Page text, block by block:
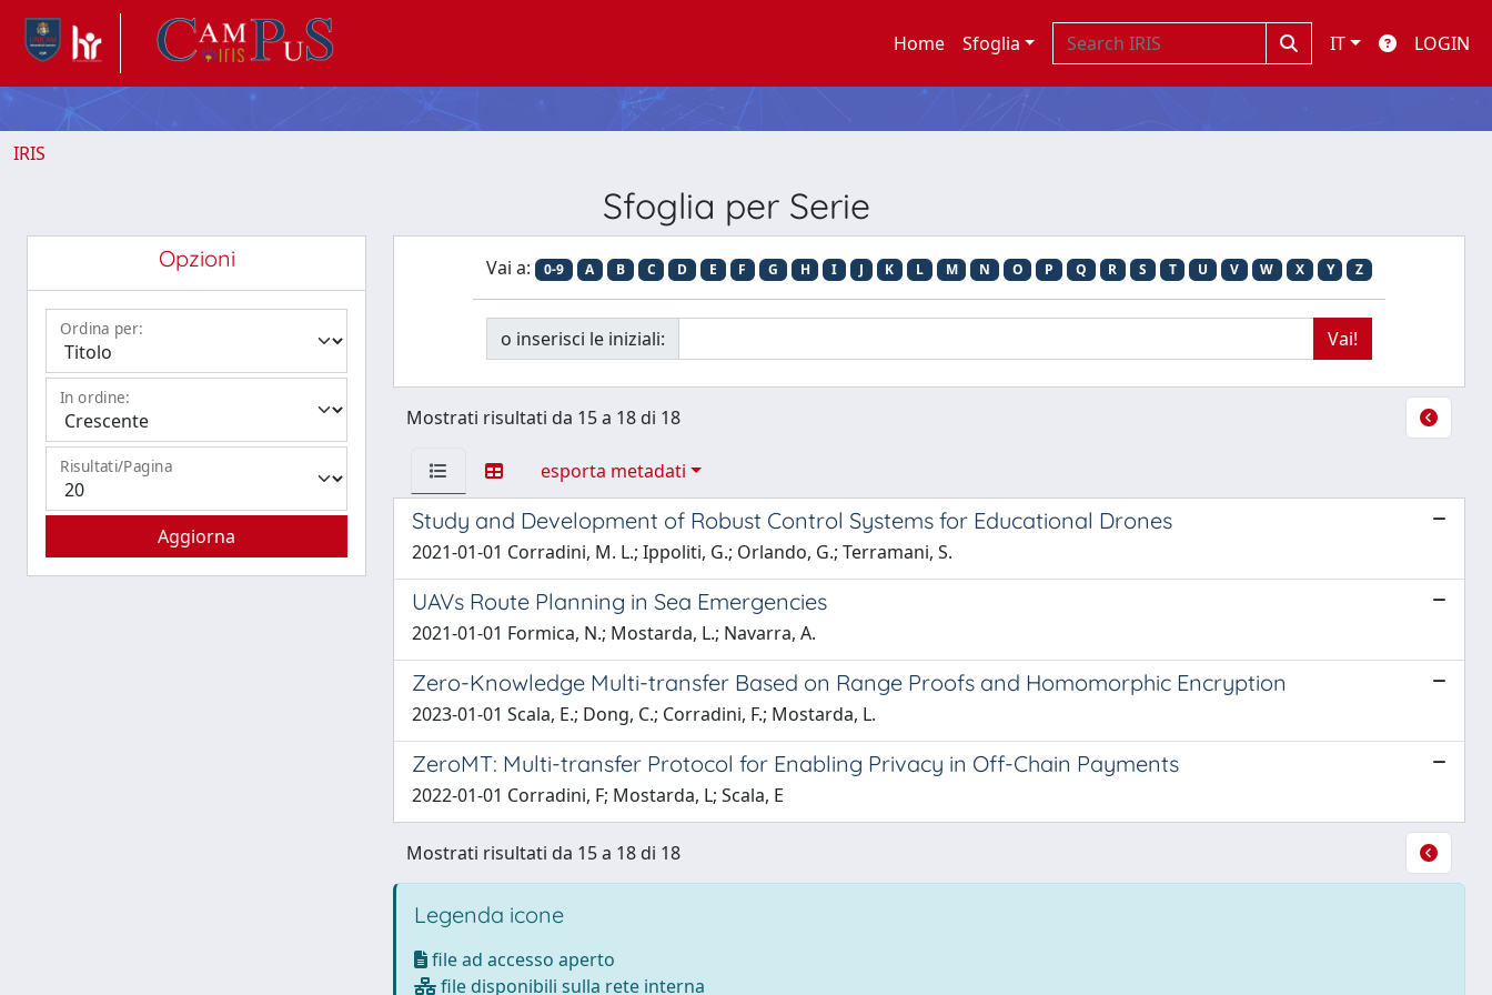
Home Sfoglia IT LOGIN
IRIS
Sfoglia per Serie
Opzioni
Ordina per:
In ordine:
Risultati/Pagina
Vai a: 0-9 A B C D E F G H I J K L M N O P Q R S T U V W X Y Z
o inserisci le iniziali:
Mostrati risultati da 15 a 18 di 18
esporta metadati
Study and Development of Robust Control Systems for Educational Drones
2021-01-01 Corradini, M. L.; Ippoliti, G.; Orlando, G.; Terramani, S.
UAVs Route Planning in Sea Emergencies
2021-01-01 Formica, N.; Mostarda, L.; Navarra, A.
Zero-Knowledge Multi-transfer Based on Range Proofs and Homomorphic Encryption
2023-01-01 Scala, E.; Dong, C.; Corradini, F.; Mostarda, L.
ZeroMT: Multi-transfer Protocol for Enabling Privacy in Off-Chain Payments
2022-01-01 Corradini, F; Mostarda, L; Scala, E
Mostrati risultati da 15 a 18 di 18
Legenda icone
file ad accesso aperto
file disponibili sulla rete interna